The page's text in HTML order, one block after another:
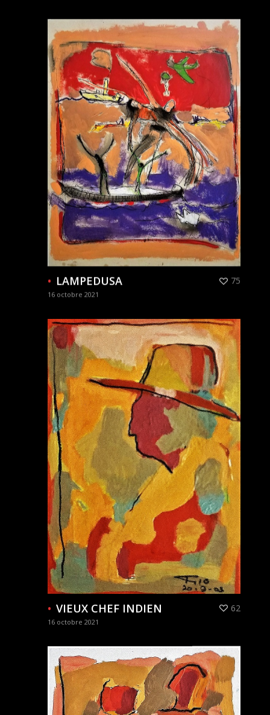
LAMPEDUSA
16 octobre 2021
75
VIEUX CHEF INDIEN
16 octobre 2021
62